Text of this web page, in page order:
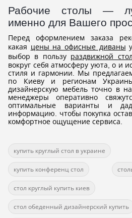
Рабочие столы —
именно для Вашего
Перед оформлением заказа
какая цены на офисные диваны
выбор в пользу раздвижной
вокруг себя атмосферу уюта, о и
стиля и гармонии. Мы
по Киеву и регионам
дизайнерскую мебель точно в
менеджеры оперативно
оптимальные варианты и
информацию. чтобы покупка
комфортное ощущение сервиса.
купить круглый стол в украине
купить конференц стол
стол круглый купить киев
стол обеденный дизайнерский купить